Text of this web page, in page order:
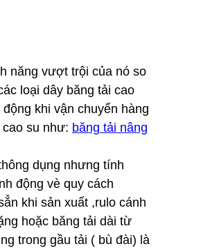
năng vượt trội của nó so
loại dây băng tải cao
khi vận chuyển hàng
su như: băng tải nâng
dụng nhưng tính
động vè quy cách
khi sản xuất ,rulo cánh
hoặc băng tải dài từ
trong gầu tải ( bù đài) là